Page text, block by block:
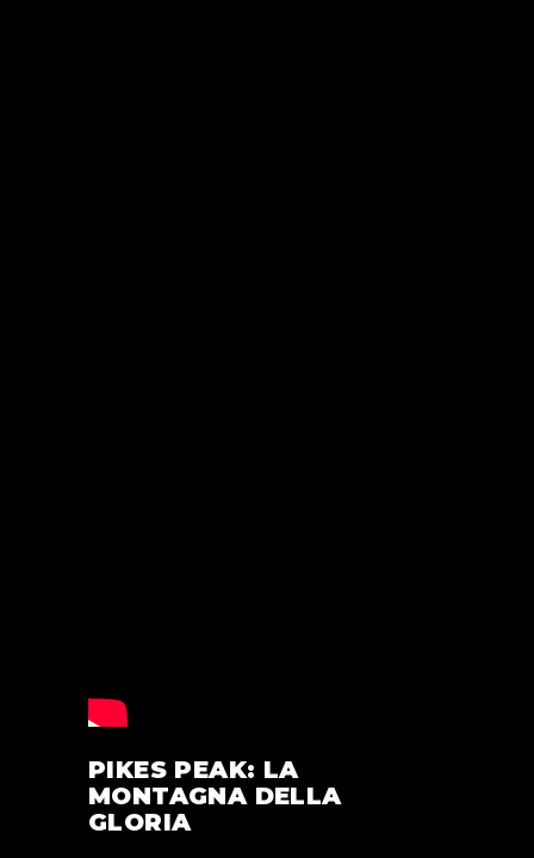
PIKES PEAK: LA
MONTAGNA DELLA
GLORIA